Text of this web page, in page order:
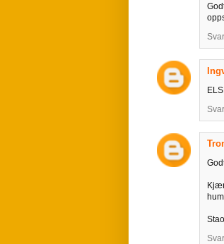
Svar
Svar
Svar